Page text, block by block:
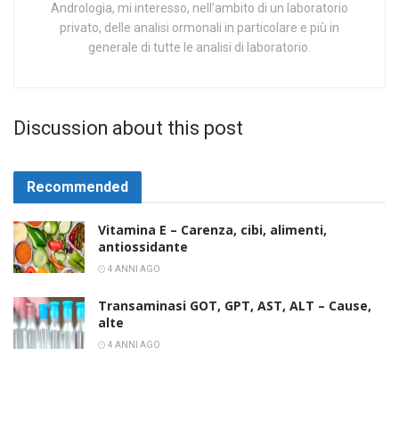
Andrologia, mi interesso, nell’ambito di un laboratorio
privato, delle analisi ormonali in particolare e più in
generale di tutte le analisi di laboratorio.
Discussion about this post
Recommended
Vitamina E – Carenza, cibi, alimenti,
antiossidante
4 ANNI AGO
Transaminasi GOT, GPT, AST, ALT – Cause,
alte
4 ANNI AGO